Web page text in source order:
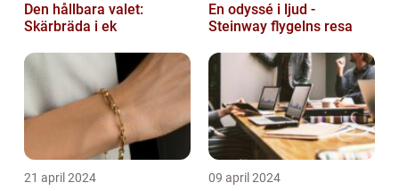
Den hållbara valet:
Skärbräda i ek
En odyssé i ljud -
Steinway flygelns resa
21 april 2024 09 april 2024